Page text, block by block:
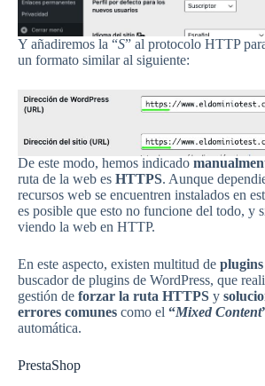
Y añadiremos la “S” al protocolo HTTP
un formato similar al siguiente:
De este modo, hemos indicado
ruta de la web es HTTPS. Aunque
recursos web se encuentren instalados en
es posible que esto no funcione del todo, y
viendo la web en HTTP.
En este aspecto, existen multitud de plugins
buscador de plugins de WordPress, que
gestión de forzar la ruta HTTPS y
errores comunes como el “Mixed Content
automática.
PrestaShop